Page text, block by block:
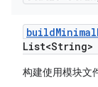
buildMinimal
List<String>
构建使用模块文